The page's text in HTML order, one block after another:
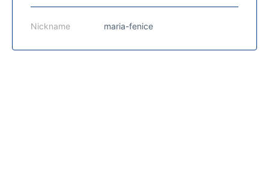
Nickname maria-fenice